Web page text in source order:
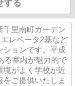
する
千里南町ガーデン
レベータ2基など
ションです。平成
る室内が魅力的で
境がよく学校が近
ご提供いたしま